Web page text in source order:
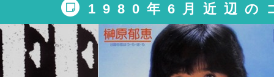
1980年6月近辺の